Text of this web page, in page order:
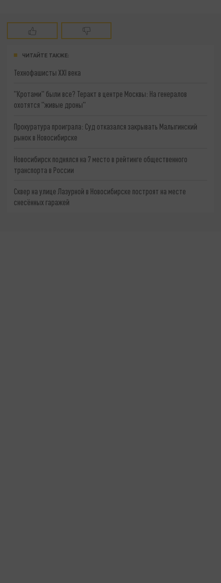
ЧИТАЙТЕ ТАКЖЕ:
Технофашисты XXI века
"Кротами" были все? Теракт в центре Москвы: На генералов
охотятся "живые дроны"
Прокуратура проиграла: Суд отказался закрывать Малыгинский
рынок в Новосибирске
Новосибирск поднялся на 7 место в рейтинге общественного
транспорта в России
Сквер на улице Лазурной в Новосибирске построят на месте
снесённых гаражей